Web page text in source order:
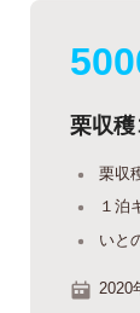
栗収穫
栗収
１泊
いと
2020